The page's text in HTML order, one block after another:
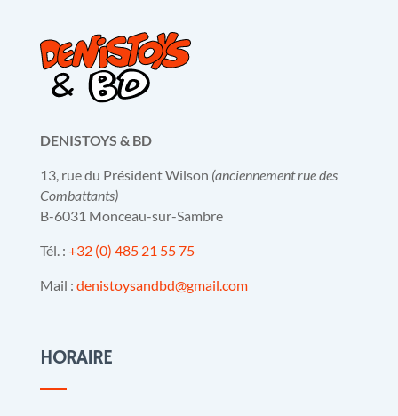
DENISTOYS & BD
13, rue du Président Wilson (anciennement rue des
Combattants)
B-6031 Monceau-sur-Sambre
Tél. : +32 (0) 485 21 55 75
Mail : denistoysandbd@gmail.com
HORAIRE